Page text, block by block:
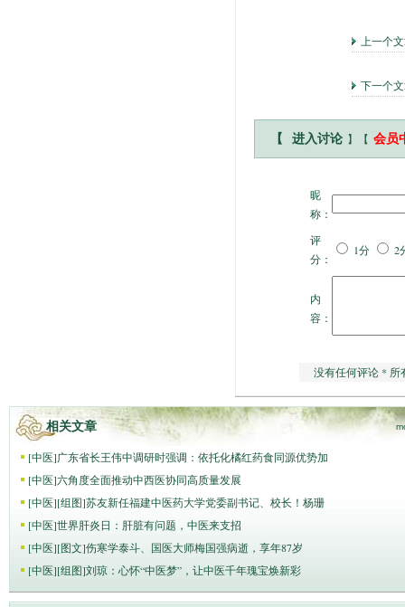
上一个
下一个
【 进入讨论 】【 会员
昵
称：
评
分：
1分 2
内
容：
没有任何评论 * 所
相关文章
[中医]广东省长王伟中调研时强调：依托化橘红药食同源优势加
[中医]六角度全面推动中西医协同高质量发展
[中医][组图]苏友新任福建中医药大学党委副书记、校长！杨珊
[中医]世界肝炎日：肝脏有问题，中医来支招
[中医][图文]伤寒学泰斗、国医大师梅国强病逝，享年87岁
[中医][组图]刘琼：心怀“中医梦”，让中医千年瑰宝焕新彩